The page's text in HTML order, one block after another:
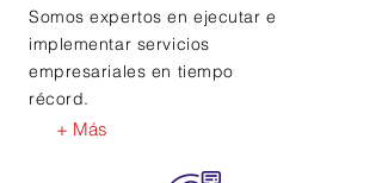
Somos expertos en ejecutar e
implementar servicios
empresariales en tiempo
récord.
+ Más